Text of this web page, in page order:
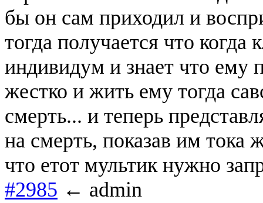
бы он сам приходил и
тогда получается что когда
индивидум и знает что ему
жестко и жить ему тогда
смерть... и теперь
на смерть, показав им тока
что етот мультик нужно
#2985 ← admin